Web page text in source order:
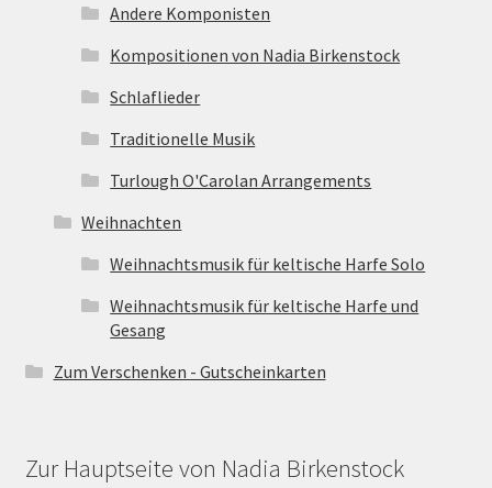
Andere Komponisten
Kompositionen von Nadia Birkenstock
Schlaflieder
Traditionelle Musik
Turlough O'Carolan Arrangements
Weihnachten
Weihnachtsmusik für keltische Harfe Solo
Weihnachtsmusik für keltische Harfe und
Gesang
Zum Verschenken - Gutscheinkarten
Zur Hauptseite von Nadia Birkenstock